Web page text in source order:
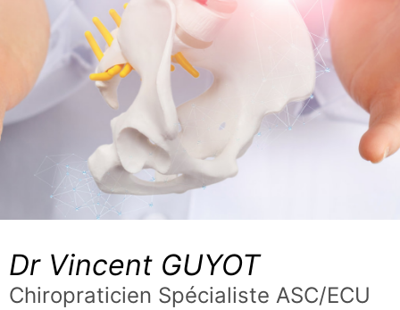
​Dr Vincent GUYOT
Chiropraticien Spécialiste ASC/ECU